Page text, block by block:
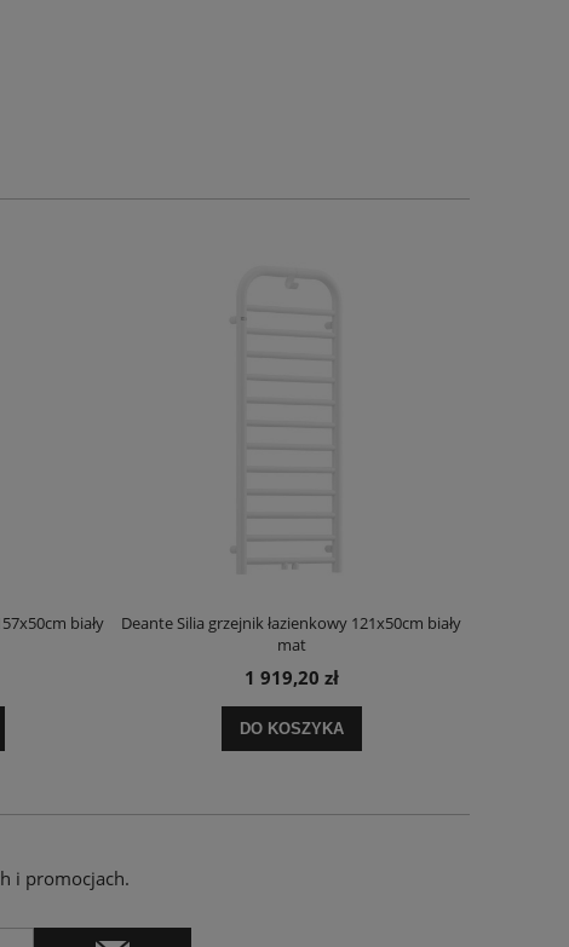
biały
Deante Silia grzejnik łazienkowy 121x50cm biały
mat
1 919,20 zł
DO KOSZYKA
i promocjach.